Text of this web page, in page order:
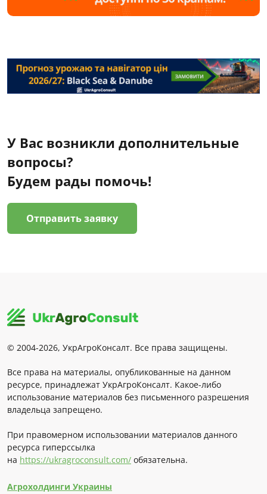
У Вас возникли дополнительные
вопросы?
Будем рады помочь!
Отправить заявку
© 2004-2026, УкрАгроКонсалт. Все права защищены.
Все права на материалы, опубликованные на данном
ресурсе, принадлежат УкрАгроКонсалт. Какое-либо
использование материалов без письменного разрешения
владельца запрещено.
При правомерном использовании материалов данного
ресурса гиперссылка
на https://ukragroconsult.com/ обязательна.
Агрохолдинги Украины